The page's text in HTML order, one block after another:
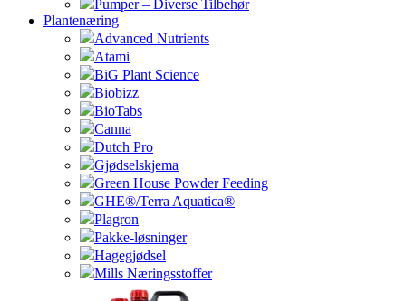
Pumper – Diverse Tilbehør
Plantenæring
Advanced Nutrients
Atami
BiG Plant Science
Biobizz
BioTabs
Canna
Dutch Pro
Gjødselskjema
Green House Powder Feeding
GHE®/Terra Aquatica®
Plagron
Pakke-løsninger
Hagegjødsel
Mills Næringsstoffer